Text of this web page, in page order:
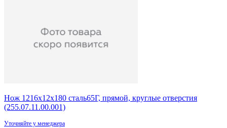
Нож 1216х12х180 сталь65Г, прямой, круглые отверстия
(255.07.11.00.001)
Уточняйте у менеджера